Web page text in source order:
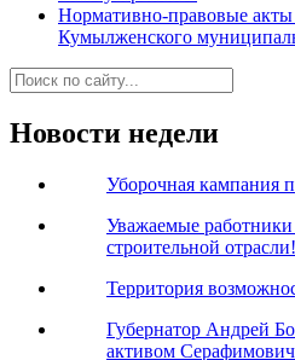
Нормативно-правовые акты
Кумылженского
Новости недели
Уборочная кампания
Уважаемые
строительной отрасли!
Территория
Губернатор Андрей
активом